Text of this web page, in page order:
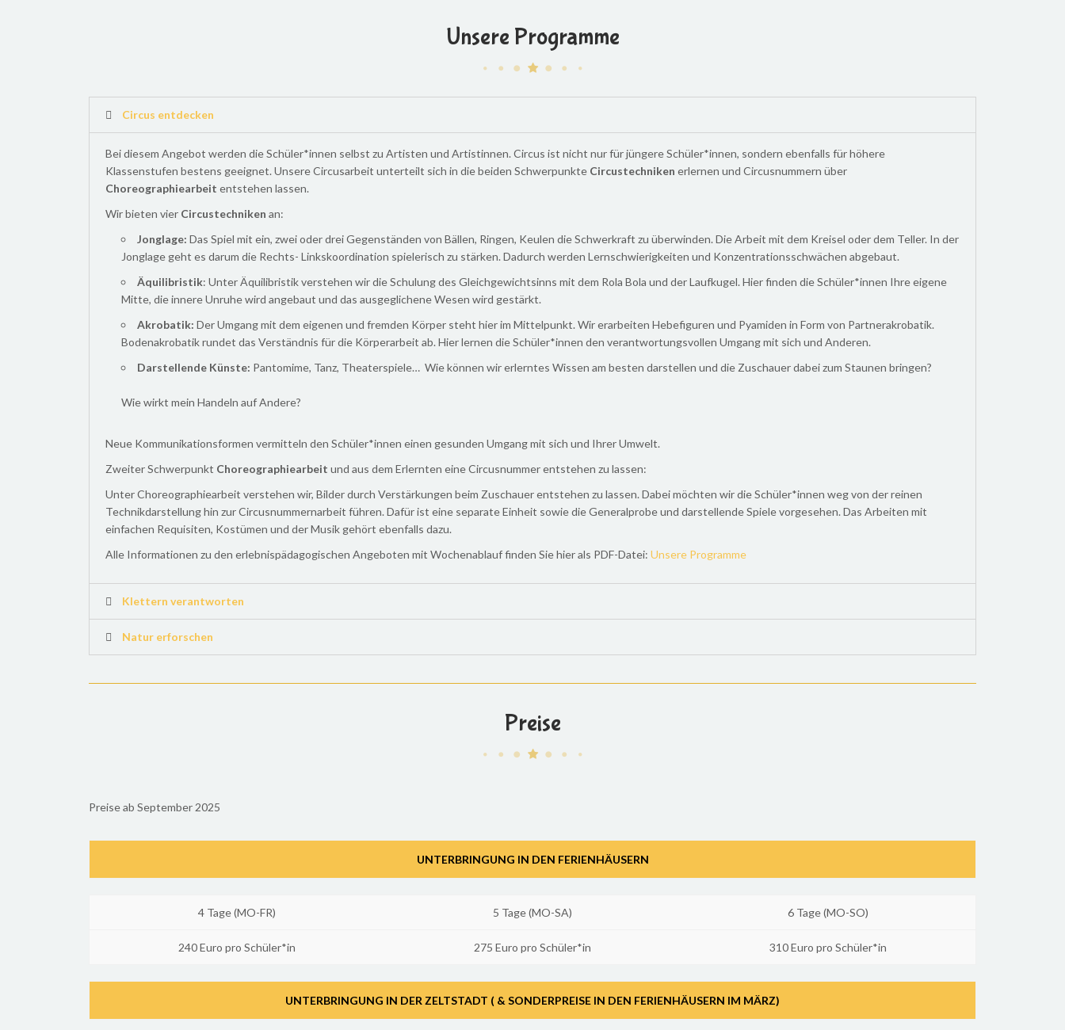
Unsere Programme
Circus entdecken
Bei diesem Angebot werden die Schüler*innen selbst zu Artisten und Artistinnen. Circus ist nicht nur für jüngere Schüler*innen, sondern ebenfalls für höhere
Klassenstufen bestens geeignet. Unsere Circusarbeit unterteilt sich in die beiden Schwerpunkte Circustechniken erlernen und Circusnummern über
Choreographiearbeit entstehen lassen.
Wir bieten vier Circustechniken an:
Jonglage: Das Spiel mit ein, zwei oder drei Gegenständen von Bällen, Ringen, Keulen die Schwerkraft zu überwinden. Die Arbeit mit dem Kreisel oder dem Teller. In der
Jonglage geht es darum die Rechts- Linkskoordination spielerisch zu stärken. Dadurch werden Lernschwierigkeiten und Konzentrationsschwächen abgebaut.
Äquilibristik: Unter Äquilibristik verstehen wir die Schulung des Gleichgewichtsinns mit dem Rola Bola und der Laufkugel. Hier finden die Schüler*innen Ihre eigene
Mitte, die innere Unruhe wird angebaut und das ausgeglichene Wesen wird gestärkt.
Akrobatik: Der Umgang mit dem eigenen und fremden Körper steht hier im Mittelpunkt. Wir erarbeiten Hebefiguren und Pyamiden in Form von Partnerakrobatik.
Bodenakrobatik rundet das Verständnis für die Körperarbeit ab. Hier lernen die Schüler*innen den verantwortungsvollen Umgang mit sich und Anderen.
Darstellende Künste: Pantomime, Tanz, Theaterspiele… Wie können wir erlerntes Wissen am besten darstellen und die Zuschauer dabei zum Staunen bringen?
Wie wirkt mein Handeln auf Andere?
Neue Kommunikationsformen vermitteln den Schüler*innen einen gesunden Umgang mit sich und Ihrer Umwelt.
Zweiter Schwerpunkt Choreographiearbeit und aus dem Erlernten eine Circusnummer entstehen zu lassen:
Unter Choreographiearbeit verstehen wir, Bilder durch Verstärkungen beim Zuschauer entstehen zu lassen. Dabei möchten wir die Schüler*innen weg von der reinen
Technikdarstellung hin zur Circusnummernarbeit führen. Dafür ist eine separate Einheit sowie die Generalprobe und darstellende Spiele vorgesehen. Das Arbeiten mit
einfachen Requisiten, Kostümen und der Musik gehört ebenfalls dazu.
Alle Informationen zu den erlebnispädagogischen Angeboten mit Wochenablauf finden Sie hier als PDF-Datei: Unsere Programme
Klettern verantworten
Natur erforschen
Preise
Preise ab September 2025
UNTERBRINGUNG IN DEN FERIENHÄUSERN
4 Tage (MO-FR) 5 Tage (MO-SA) 6 Tage (MO-SO)
240 Euro pro Schüler*in 275 Euro pro Schüler*in 310 Euro pro Schüler*in
UNTERBRINGUNG IN DER ZELTSTADT ( & SONDERPREISE IN DEN FERIENHÄUSERN IM MÄRZ)